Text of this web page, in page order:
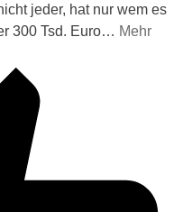
jeder, hat nur wem es
300 Tsd. Euro… Mehr